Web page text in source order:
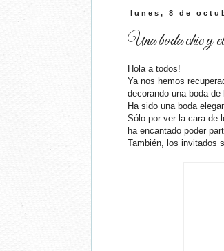
lunes, 8 de
Una boda chic y
Hola a todos!
Ya nos hemos
decorando una boda
Ha sido una boda
Sólo por ver la cara de
ha encantado poder
También, los invitados